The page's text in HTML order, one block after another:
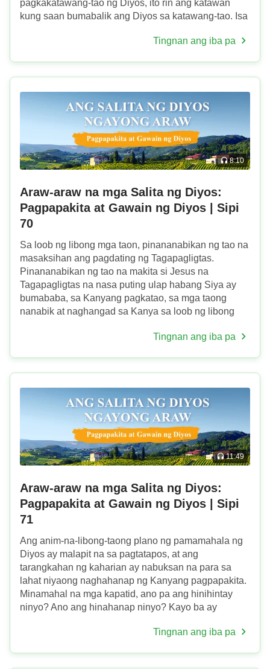
pagkakatawang-tao ng Diyos, ito rin ang katawan
kung saan bumabalik ang Diyos sa katawang-tao. Isa
Tingnan ang iba pa
8:10
Araw-araw na mga Salita ng Diyos:
Pagpapakita at Gawain ng Diyos | Sipi
70
Sa loob ng libong mga taon, pinananabikan ng tao na
masaksihan ang pagdating ng Tagapagligtas.
Pinananabikan ng tao na makita si Jesus na
Tagapagligtas na nasa puting ulap habang Siya ay
bumababa, sa Kanyang pagkatao, sa mga taong
nanabik at naghangad sa Kanya sa loob ng libong
Tagapagligtas at muling makiis...Tingnan ang iba pa
11:49
Araw-araw na mga Salita ng Diyos:
Pagpapakita at Gawain ng Diyos | Sipi
71
Ang anim-na-libong-taong plano ng pamamahala ng
Diyos ay malapit na sa pagtatapos, at ang
tarangkahan ng kaharian ay nabuksan na para sa
lahat niyaong naghahanap ng Kanyang pagpapakita.
Minamahal na mga kapatid, ano pa ang hinihintay
ninyo? Ano ang hinahanap ninyo? Kayo ba ay
Tingnan ang iba pa